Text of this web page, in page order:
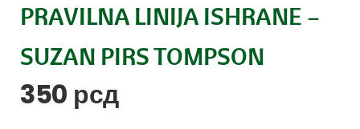
PRAVILNA LINIJA ISHRANE –
SUZAN PIRS TOMPSON
350 рсд